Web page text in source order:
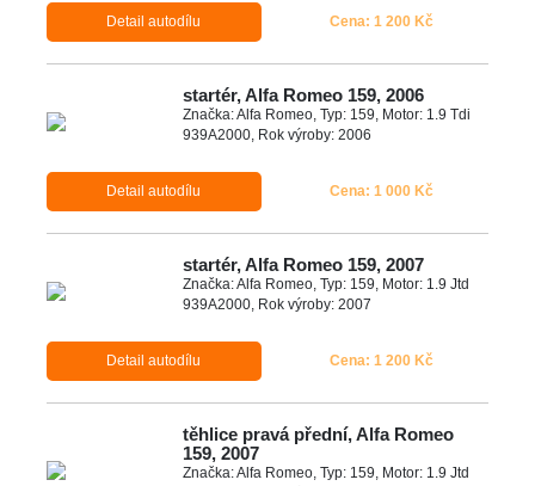
Detail autodílu Cena: 1 200 Kč
startér, Alfa Romeo 159, 2006
Značka: Alfa Romeo, Typ: 159, Motor: 1.9 Tdi
939A2000, Rok výroby: 2006
Detail autodílu Cena: 1 000 Kč
startér, Alfa Romeo 159, 2007
Značka: Alfa Romeo, Typ: 159, Motor: 1.9 Jtd
939A2000, Rok výroby: 2007
Detail autodílu Cena: 1 200 Kč
těhlice pravá přední, Alfa Romeo
159, 2007
Značka: Alfa Romeo, Typ: 159, Motor: 1.9 Jtd